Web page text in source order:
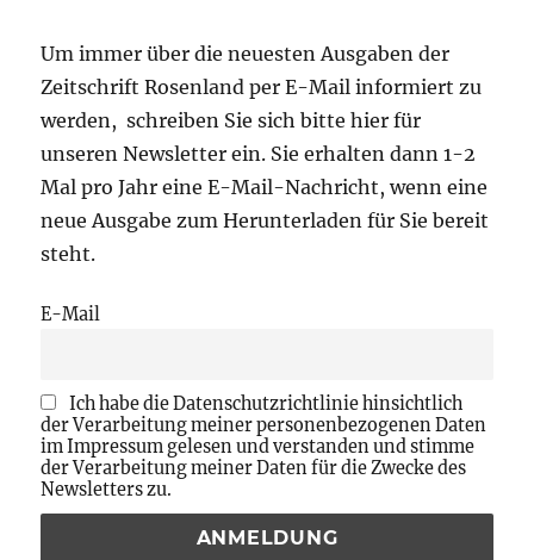
Um immer über die neuesten Ausgaben der
Zeitschrift Rosenland per E-Mail informiert zu
werden, schreiben Sie sich bitte hier für
unseren Newsletter ein. Sie erhalten dann 1-2
Mal pro Jahr eine E-Mail-Nachricht, wenn eine
neue Ausgabe zum Herunterladen für Sie bereit
steht.
E-Mail
Ich habe die Datenschutzrichtlinie hinsichtlich
der Verarbeitung meiner personenbezogenen Daten
im Impressum gelesen und verstanden und stimme
der Verarbeitung meiner Daten für die Zwecke des
Newsletters zu.